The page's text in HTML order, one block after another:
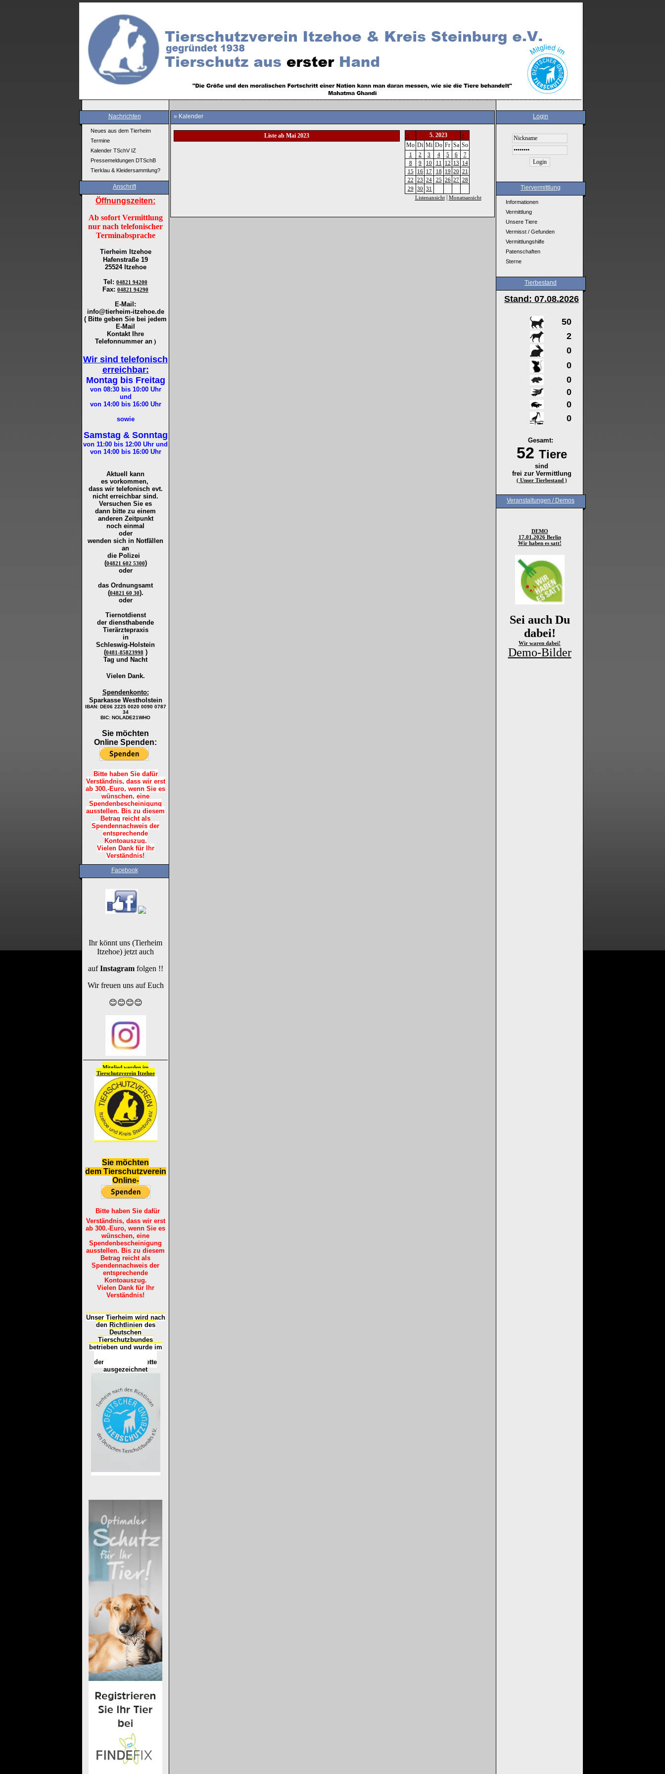
Nachrichten
Neues aus dem Tierheim
Termine
Kalender TSchV IZ
Pressemeldungen DTSchB
Tierklau & Kleidersammlung?
Anschrift
Öffnungszeiten:
Ab sofort Vermittlung
nur nach telefonischer
Terminabsprache
Tierheim Itzehoe
Hafenstraße 19
25524 Itzehoe
Tel : 04821 94200
Fax: 04821 94290
E-Mail:
info@tierheim-itzehoe.de
( Bitte geben Sie bei jedem
E-Mail
Kontakt Ihre
Telefonnummer an )
Wir sind telefonisch
erreichbar:
Montag bis Freitag
von 08:30 bis 10:00Uhr
und
von 14:00 bis 16:00Uhr
sowie
Samstag & Sonntag
von 11:00 bis 12:00 Uhr und
von 14:00 bis 16:00Uhr
Aktuell kann
es vorkommen,
dass wir telefonisch evt.
nicht erreichbar sind.
Versuchen Sie es
dann bitte zu einem
anderen Zeitpunkt
noch einmal
oder
wenden sich in Notfällen
an
die Polizei
(04821 602 5300)
oder
das Ordnungsamt
(04821 60 30).
oder
Tiernotdienst
der diensthabende
Tierärztepraxis
in
Schleswig-Holstein
(0481-85823998 )
Tag und Nacht
Vielen Dank.
Spendenkonto:
Sparkasse Westholstein
IBAN: DE06 2225 0020 0090 0787
34
BIC: NOLADE21WHO
Sie möchten
Online Spenden:
Bitte haben Sie dafür
Verständnis, dass wir erst
ab 300.-Euro, wenn Sie es
wünschen, eine
Spendenbescheinigung
ausstellen. Bis zu diesem
Betrag reicht als
Spendennachweis der
entsprechende
Kontoauszug.
Vielen Dank für Ihr
Verständnis!
Facebook
Ihr könnt uns (Tierheim
Itzehoe) jetzt auch
aufInstagramfolgen !!
Wir freuen uns auf Euch
😊😊😊😊
Mitglied werden im
Tierschutzverein Itzehoe
Sie möchten
dem Tierschutzverein
Online-
Bitte haben Sie dafür
Verständnis, dass wir erst
ab 300.-Euro, wenn Sie es
wünschen, eine
Spendenbescheinigung
ausstellen. Bis zu diesem
Betrag reicht als
Spendennachweis der
entsprechende
Kontoauszug.
Vielen Dank für Ihr
Verständnis!
Unser Tierheim wird nach
den Richtlinien des
Deutschen
Tierschutzbundes
betrieben und wurde im
der
Tierheimplakette
ausgezeichnet
» Kalender
Liste ab Mai 2023 < 5. 2023 >
Mo Di Mi Do Fr Sa So
1 2 3 4 5 6
7
8
9 10 11 12 13
14
15
16 17 18 19 20 21
22
23 24 25 26 27 28
29
30 31
Listenansicht| Monatsansicht
Login
Tiervermittlung
Informationen
Vermittlung
Unsere Tiere
Vermisst / Gefunden
Vermittlungshilfe
Patenschaften
Sterne
Tierbestand
Stand: 07.08.2026
50
2
0
0
0
0
0
0
Gesamt:
52 Tiere
sind
frei zur Vermittlung
( Unser Tierbestand )
Veranstaltungen / Demos
DEMO
17.01.2026 Berlin
Wir haben es satt!
Sei auch Du
dabei!
Wir waren dabei!
Demo-Bilder